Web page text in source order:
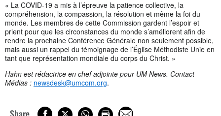
« La COVID-19 a mis à l’épreuve la patience collective, la
compréhension, la compassion, la résolution et même la foi du
monde. Les membres de cette Commission gardent l’espoir et
prient pour que les circonstances du monde s’améliorent afin de
rendre la prochaine Conférence Générale non seulement possible,
mais aussi un rappel du témoignage de l’Église Méthodiste Unie en
tant que représentation mondiale du corps du Christ. »
Hahn est rédactrice en chef adjointe pour UM News. Contact
Médias : newsdesk@umcom.org.